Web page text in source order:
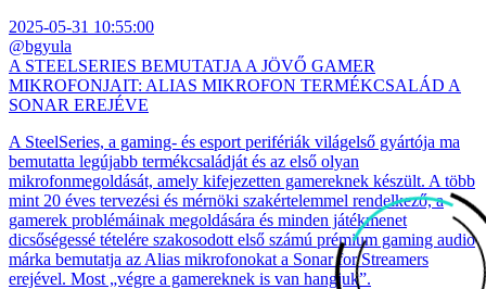
2025-05-31 10:55:00
@bgyula
A STEELSERIES BEMUTATJA A JÖVŐ GAMER
MIKROFONJAIT: ALIAS MIKROFON TERMÉKCSALÁD A
SONAR EREJÉVE
A SteelSeries, a gaming- és esport perifériák világelső gyártója ma
bemutatta legújabb termékcsaládját és az első olyan
mikrofonmegoldását, amely kifejezetten gamereknek készült. A több
mint 20 éves tervezési és mérnöki szakértelemmel rendelkező, a
gamerek problémáinak megoldására és minden játékmenet
dicsőségessé tételére szakosodott első számú prémium gaming audio
márka bemutatja az Alias mikrofonokat a Sonar for Streamers
erejével. Most „végre a gamereknek is van hangjuk”.